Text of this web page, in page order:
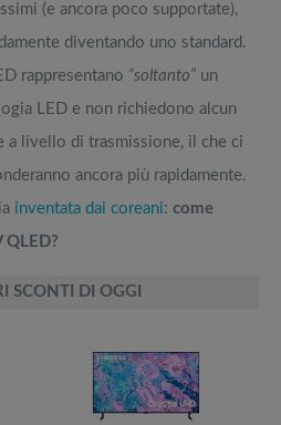
(e ancora poco supportate),
diventando uno standard.
rappresentano “soltanto” un
LED e non richiedono alcun
a livello di trasmissione, il che ci
ancora più rapidamente.
inventata dai coreani: come
QLED?
SCONTI DI OGGI